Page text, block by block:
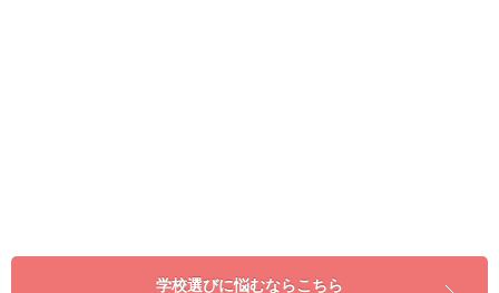
学校選びに悩むならこちら